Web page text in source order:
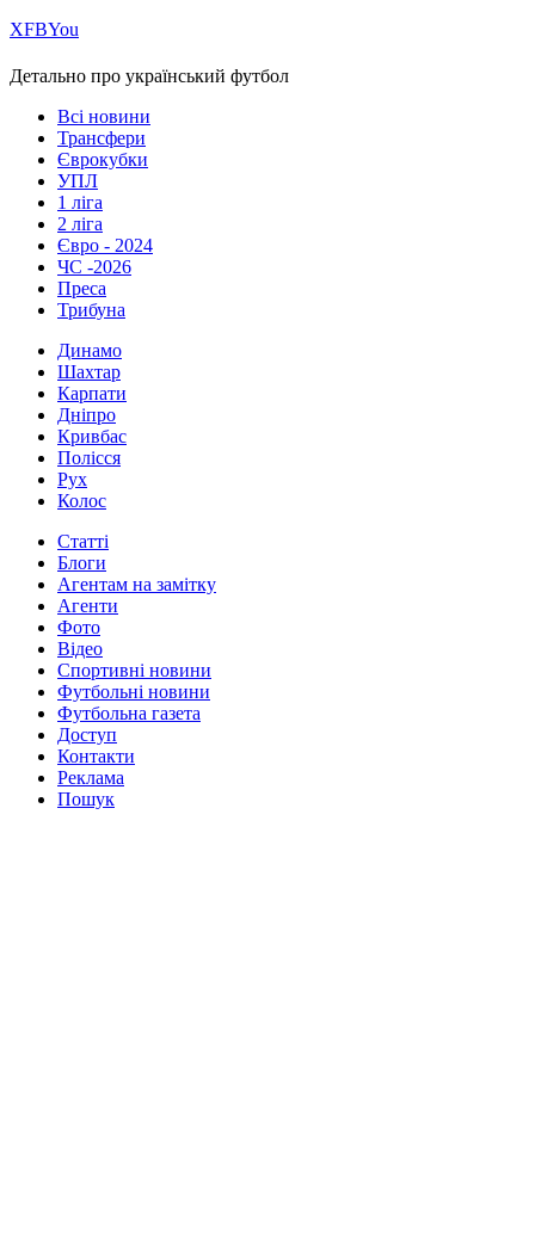
ХFBYou
Детально про український футбол
Всі новини
Трансфери
Єврокубки
УПЛ
1 ліга
2 ліга
Євро - 2024
ЧС -2026
Преса
Трибуна
Динамо
Шахтар
Карпати
Дніпро
Кривбас
Полісся
Рух
Колос
Статті
Блоги
Агентам на замітку
Агенти
Фото
Відео
Спортивні новини
Футбольні новини
Футбольна газета
Доступ
Контакти
Реклама
Пошук